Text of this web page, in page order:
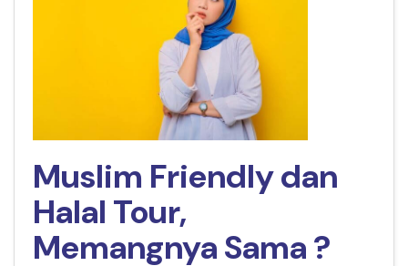
Muslim Friendly dan
Halal Tour,
Memangnya Sama ?